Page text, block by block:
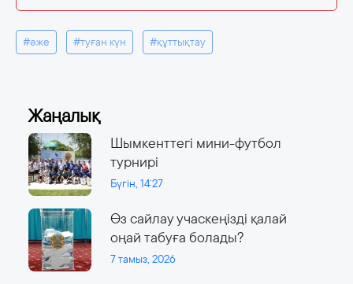
#әже #туған күн #құттықтау
Жаңалық
Шымкенттегі мини-футбол
турнирі
Бүгін, 14:27
Өз сайлау учаскеңізді қалай
оңай табуға болады?
7 тамыз, 2026